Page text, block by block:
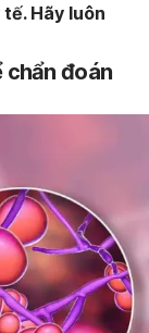
Hãy luôn
chẩn đoán